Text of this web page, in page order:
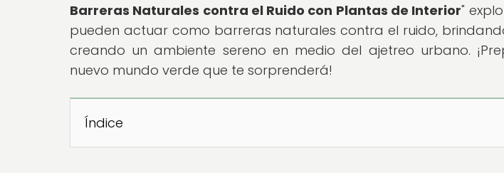
Barreras Naturales contra el Ruido con Plantas de Interior"
pueden actuar como barreras naturales contra el ruido,
creando un ambiente sereno en medio del ajetreo urbano.
nuevo mundo verde que te sorprenderá!
Índice